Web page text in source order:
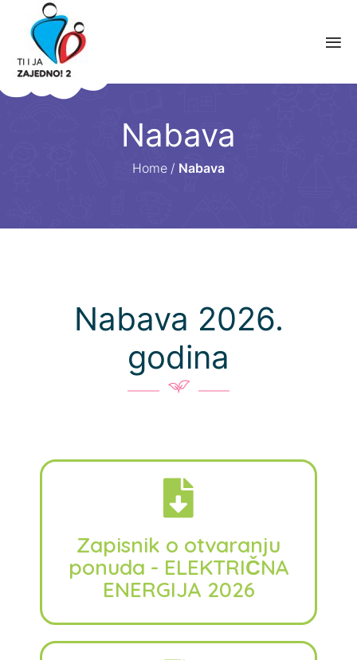
Nabava
Home / Nabava
Nabava 2026.
godina
Zapisnik o otvaranju
ponuda - ELEKTRIČNA
ENERGIJA 2026